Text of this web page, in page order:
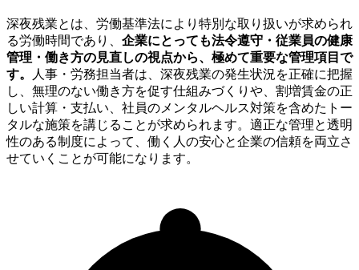
深夜残業とは、労働基準法により特別な取り扱いが求められ
る労働時間であり、 企業にとっても法令遵守・従業員の健康
管理・働き方の見直しの視点から、極めて重要な管理項目で
す。
人事・労務担当者は、深夜残業の発生状況を正確に把握
し、無理のない働き方を促す仕組みづくりや、割増賃金の正
しい計算・支払い、社員のメンタルヘルス対策を含めたトー
タルな施策を講じることが求められます。適正な管理と透明
性のある制度によって、働く人の安心と企業の信頼を両立さ
せていくことが可能になります。